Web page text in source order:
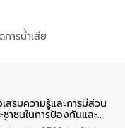
ารน้ำเสีย
สริมความรู้และการมีส่วน
ชาชนในการป้องกันและ